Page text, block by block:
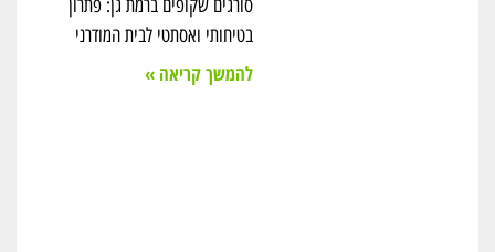
סורגים שקופים ברמת גן: פתרון
בטיחותי ואסתטי לבית המודרני
להמשך קריאה »